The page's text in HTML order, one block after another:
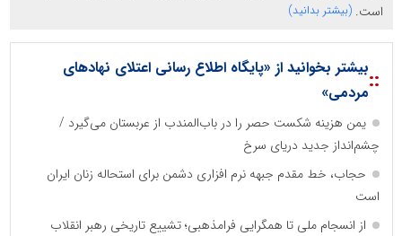
است. (بیشتر بدانید)
::بیشتر بخوانید از «پایگاه اطلاع رسانی اعتلای نهادهای
مردمی»
یمن هزینه شکست حصر را در باب‌المندب از عربستان می‌گیرد /
چشم‌انداز جدید دریای سرخ
حجاب، خط مقدم جبهه نرم افزاری دشمن برای استحاله زنان ایران
است
از انسجام ملی تا همگرایی فرامذهبی؛ تشییع تاریخی رهبر انقلاب